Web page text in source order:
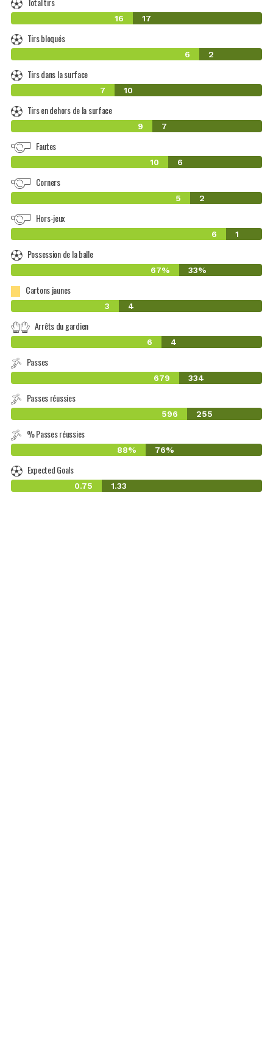
16 17
Tirs bloqués
6 2
Tirs dans la surface
7 10
Tirs en dehors de la surface
9 7
Fautes
10 6
Corners
5 2
Hors-jeux
6 1
Possession de la balle
67% 33%
Cartons jaunes
3 4
Arrêts du gardien
6 4
Passes
679 334
Passes réussies
596 255
% Passes réussies
88% 76%
Expected Goals
0.75 1.33